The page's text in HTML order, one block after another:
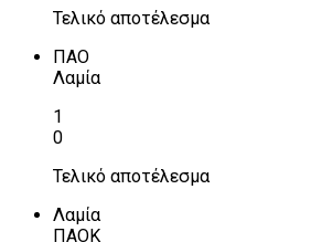
Τελικό αποτέλεσμα
ΠΑΟ
Λαμία
1
0
Τελικό αποτέλεσμα
Λαμία
ΠΑΟΚ